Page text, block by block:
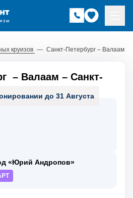
круизов — Санкт-Петербург – Валаам
до 31 Августа
– Валаам – Санкт-
«Юрий Андропов»